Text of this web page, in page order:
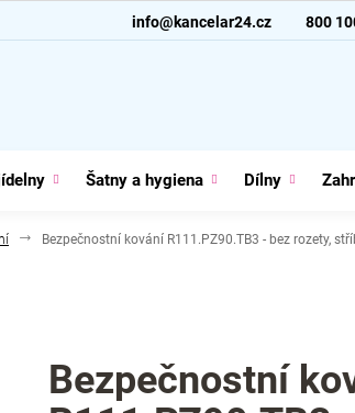
800
info@kancelar24.cz
Šatny a hygiena Dílny
Bezpečnostní kování R111.PZ90.TB3 - bez rozety,
Bezpečnostní